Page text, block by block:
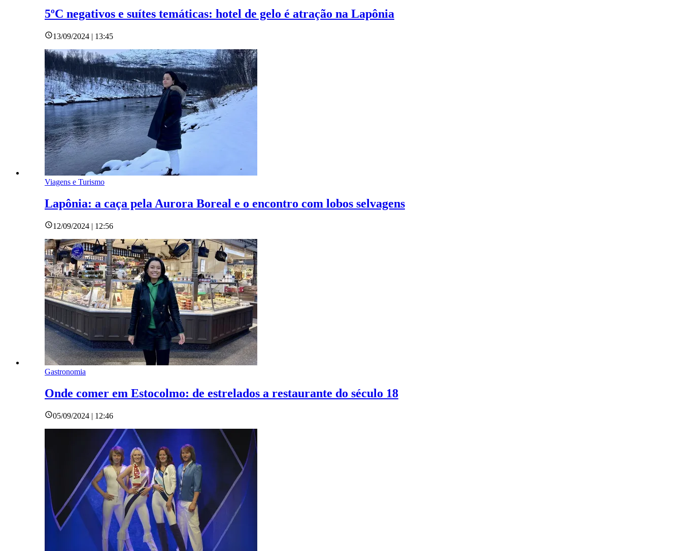
5ºC negativos e suítes temáticas: hotel de gelo é atração na Lapônia
13/09/2024 | 13:45
Viagens e Turismo
Lapônia: a caça pela Aurora Boreal e o encontro com lobos selvagens
12/09/2024 | 12:56
Gastronomia
Onde comer em Estocolmo: de estrelados a restaurante do século 18
05/09/2024 | 12:46